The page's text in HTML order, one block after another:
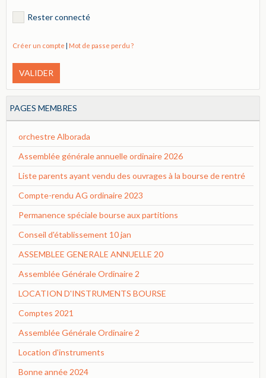
Rester connecté
Créer un compte Mot de passe perdu ?
VALIDER
PAGES MEMBRES
orchestre Alborada
Assemblée générale annuelle ordinaire 2026
Liste parents ayant vendu des ouvrages à la bourse de rentré
Compte-rendu AG ordinaire 2023
Permanence spéciale bourse aux partitions
Conseil d'établissement 10 jan
ASSEMBLEE GENERALE ANNUELLE 20
Assemblée Générale Ordinaire 2
LOCATION D'INSTRUMENTS BOURSE
Comptes 2021
Assemblée Générale Ordinaire 2
Location d'instruments
Bonne année 2024